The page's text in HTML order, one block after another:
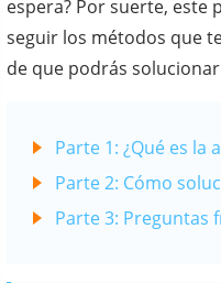
espera? Por suerte, este
seguir los métodos que
de que podrás
Parte 1: ¿Qué es la
Parte 2: Cómo
Parte 3: Preguntas